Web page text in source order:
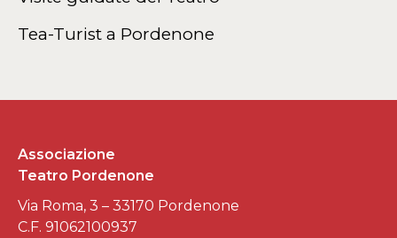
Tea-Turist a Pordenone
Associazione
Teatro Pordenone
Via Roma, 3 – 33170 Pordenone
C.F. 91062100937